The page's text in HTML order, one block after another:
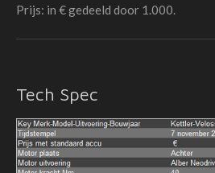
Prijs: in € gedeeld door 1.000.
Tech Spec